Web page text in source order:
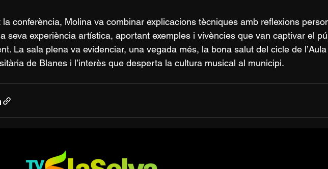
la conferència, Molina va combinar explicacions tècniques amb reflexions
seva experiència artística, aportant exemples i vivències que van captivar el
La sala plena va evidenciar, una vegada més, la bona salut del cicle de l’Aula
de Blanes i l’interès que desperta la cultura musical al municipi.